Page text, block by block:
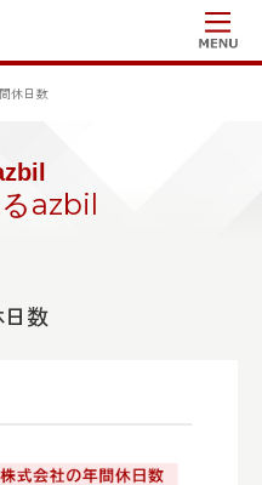
休日数
azbil
数